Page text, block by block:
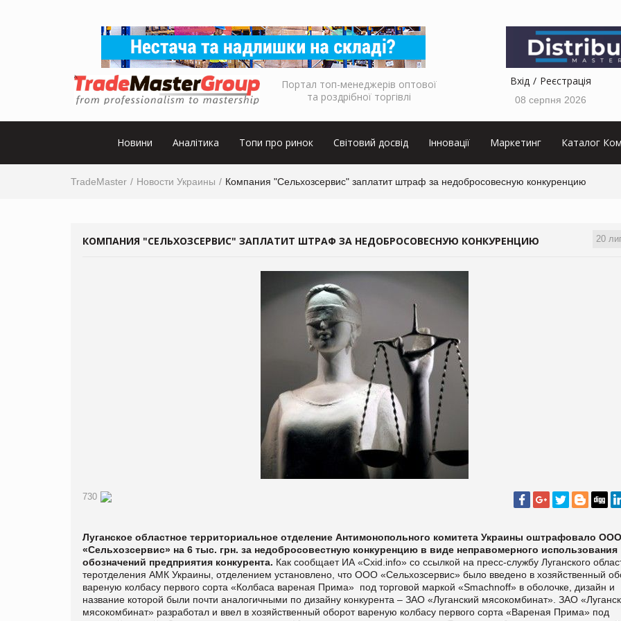
Портал топ-менеджерів оптової
та роздрібної торгівлі
Вхід Реєстрація
08 серпня 2026
Новини Аналітика Топи про ринок Світовий досвід Інновації Маркетинг Каталог
TradeMaster Новости Украины Компания "Сельхозсервис" заплатит штраф за недобросовесную конкуренцию
20
КОМПАНИЯ "СЕЛЬХОЗСЕРВИС" ЗАПЛАТИТ ШТРАФ ЗА НЕДОБРОСОВЕСНУЮ КОНКУРЕНЦИЮ
730
Луганское областное территориальное отделение Антимонопольного комитета Украины оштрафовало ООО
«Сельхозсервис» на 6 тыс. грн. за недобросовестную конкуренцию в виде неправомерного использования
обозначений предприятия конкурента. Как сообщает ИА «Cxid.info» со ссылкой на пресс-службу Луганского
теротделения АМК Украины, отделением установлено, что ООО «Сельхозсервис» было введено в хозяйственный
вареную колбасу первого сорта «Колбаса вареная Прима» под торговой маркой «Smachnoff» в оболочке, дизайн и
название которой были почти аналогичными по дизайну конкурента – ЗАО «Луганский мясокомбинат». ЗАО
мясокомбинат» разработал и ввел в хозяйственный оборот вареную колбасу первого сорта «Вареная Прима» под